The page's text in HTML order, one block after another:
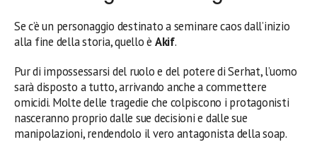
Se c’è un personaggio destinato a seminare caos dall’inizio
alla fine della storia, quello è Akif.
Pur di impossessarsi del ruolo e del potere di Serhat, l’uomo
sarà disposto a tutto, arrivando anche a commettere
omicidi. Molte delle tragedie che colpiscono i protagonisti
nasceranno proprio dalle sue decisioni e dalle sue
manipolazioni, rendendolo il vero antagonista della soap.